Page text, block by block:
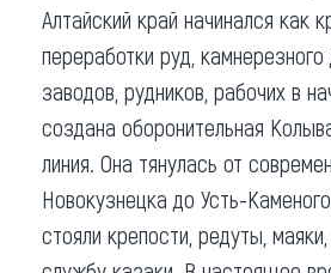
Алтайский край начинался как
переработки руд,
заводов, рудников, рабочих в
создана оборонительная
линия. Она тянулась от
Новокузнецка до Усть-
стояли крепости, редуты,